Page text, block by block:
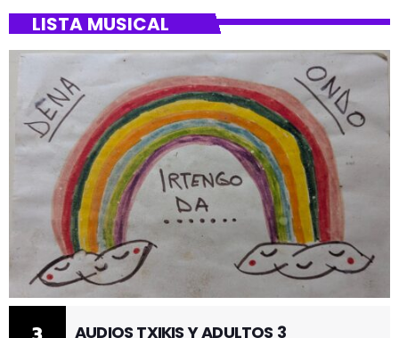
LISTA MUSICAL
AUDIOS TXIKIS Y ADULTOS 3